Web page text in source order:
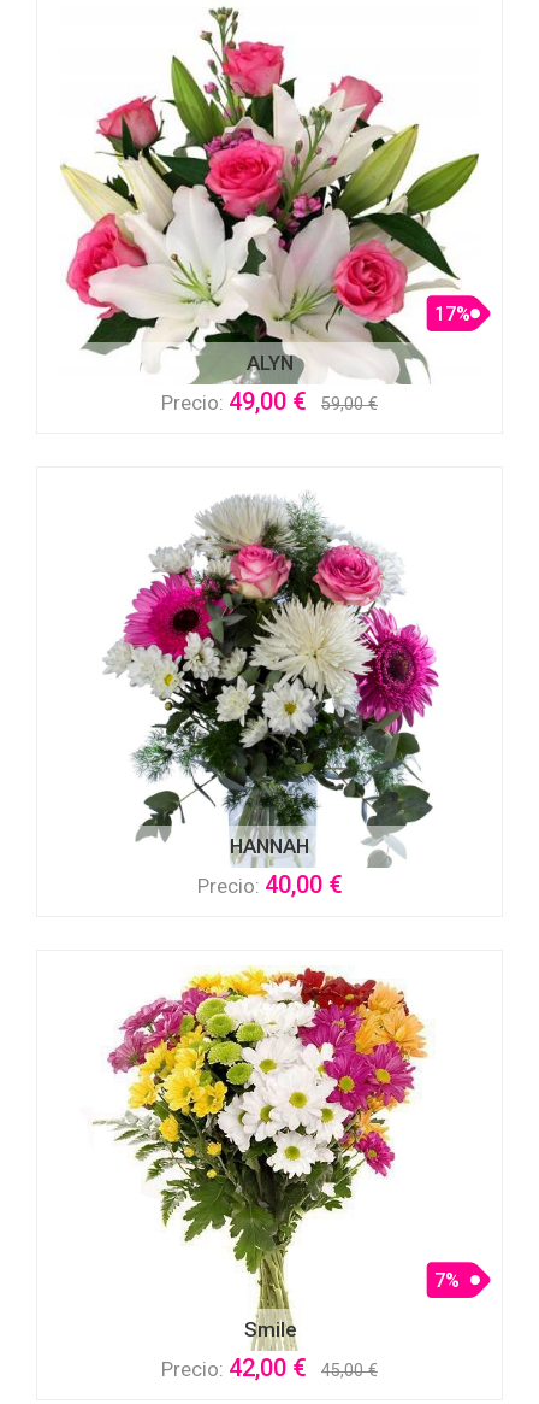
ALYN
17%
Precio: 49,00 € 59,00 €
HANNAH
Precio: 40,00 €
Smile
7%
Precio: 42,00 € 45,00 €